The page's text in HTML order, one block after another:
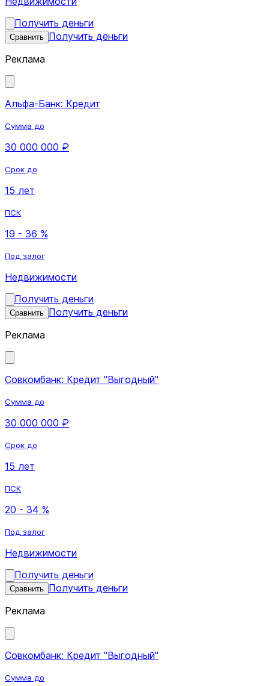
Получить деньги
Сравнить Получить деньги
Реклама
Альфа-Банк: Кредит
Сумма до
30 000 000 ₽
Срок до
15 лет
ПСК
19 - 36 %
Под залог
Недвижимости
Получить деньги
Сравнить Получить деньги
Реклама
Совкомбанк: Кредит "Выгодный"
Сумма до
30 000 000 ₽
Срок до
15 лет
ПСК
20 - 34 %
Под залог
Недвижимости
Получить деньги
Сравнить Получить деньги
Реклама
Совкомбанк: Кредит "Выгодный"
Сумма до